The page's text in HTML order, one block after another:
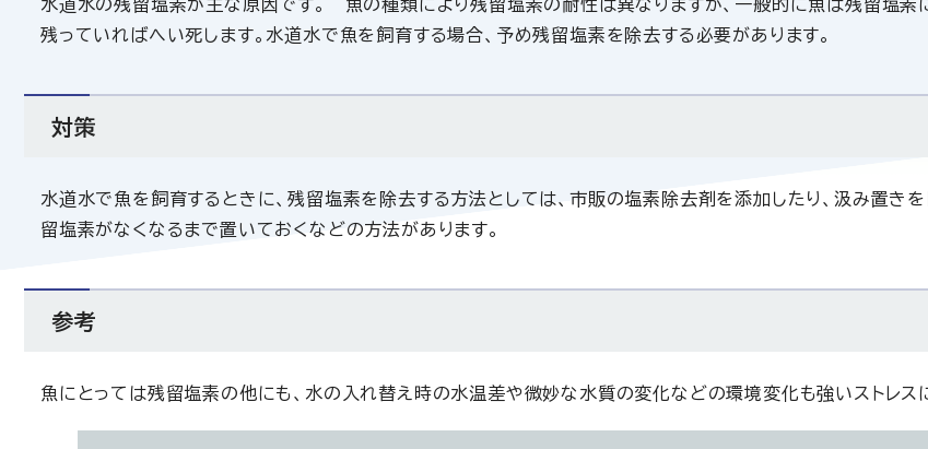
水道水の残留塩素が主な原因です。 魚の種類により残留塩素の耐性は異なりますが、一般的に魚は残留塩素
残っていればへい死します。水道水で魚を飼育する場合、予め残留塩素を除去する必要があります。
対策
水道水で魚を飼育するときに、残留塩素を除去する方法としては、市販の塩素除去剤を添加したり、汲み置き
留塩素がなくなるまで置いておくなどの方法があります。
参考
魚にとっては残留塩素の他にも、水の入れ替え時の水温差や微妙な水質の変化などの環境変化も強いストレス